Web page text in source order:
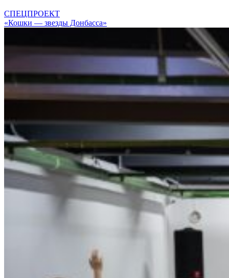
СПЕЦПРОЕКТ
«Кошки — звезды Донбасса»